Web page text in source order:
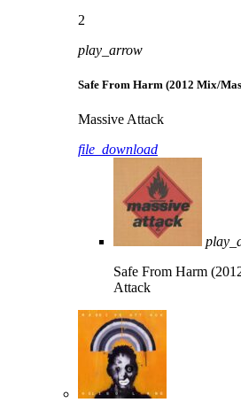
2
play_arrow
Safe From Harm (2012 Mix/
Massive Attack
file_download
Safe From Harm
Attack